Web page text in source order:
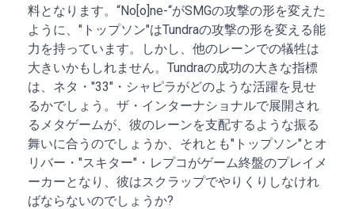
料となります。“No[o]ne-“がSMGの攻撃の形を変えた
ように、"トップソン"はTundraの攻撃の形を変える能
力を持っています。しかし、他のレーンでの犠牲は
大きいかもしれません。Tundraの成功の大きな指標
は、ネタ・"33"・シャピラがどのような活躍を見せ
るかでしょう。ザ・インターナショナルで展開され
るメタゲームが、彼のレーンを支配するような振る
舞いに合うのでしょうか、それとも"トップソン"とオ
リバー・"スキター"・レプコがゲーム終盤のプレイメ
ーカーとなり、彼はスクラップでやりくりしなけれ
ばならないのでしょうか?